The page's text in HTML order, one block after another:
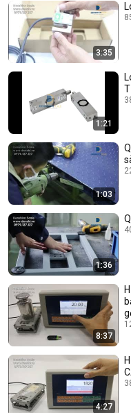
3:35
1:21
1:03
1:36
8:37
4:27